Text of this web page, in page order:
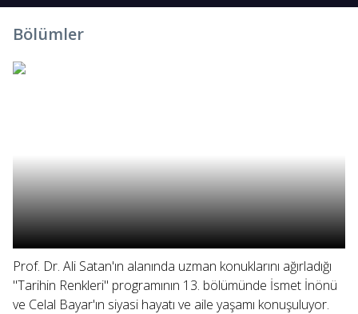
Bölümler
Prof. Dr. Ali Satan'ın alanında uzman konuklarını ağırladığı
"Tarihin Renkleri" programının 13. bölümünde İsmet İnönü
ve Celal Bayar'ın siyasi hayatı ve aile yaşamı konuşuluyor.